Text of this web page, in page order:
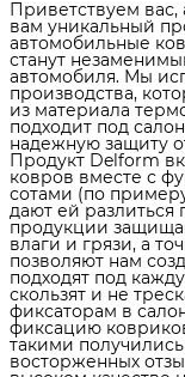
Приветствуем
вам уникальный
автомобильные
станут
автомобиля. Мы
производства,
из материала
подходит под
надежную защиту
Продукт Delform
ковров вместе с
сотами (по
дают ей
продукции
влаги и грязи, а
позволяют нам
подходят под
скользят и не
фиксаторам в
фиксацию
такими
восторженных